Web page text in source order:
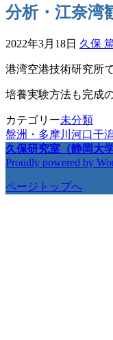
分析・江奈湾
2022年3月18日 久保
港湾空港技術研究所
培養実験方法も完成
カテゴリー未分類
盤洲・多摩川河口干
久保研究室（静岡大
Proudly powered by
ページトップへ